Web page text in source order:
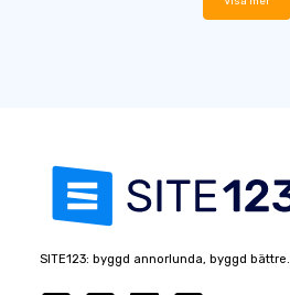
SITE123: byggd annorlunda, byggd bättre.